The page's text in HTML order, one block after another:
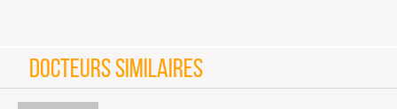
DOCTEURS SIMILAIRES